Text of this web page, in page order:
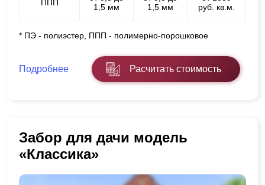
ППП
1,5 мм
1,5 мм
руб. кв.м.
* ПЭ - полиэстер, ППП - полимерно-порошковое
Подробнее Расчитать стоимость
Забор для дачи модель
«Классика»